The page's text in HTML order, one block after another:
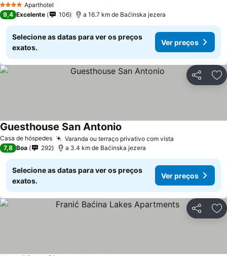
4 EstrelasAparthotel
9,4 Excelente 106 a 16.7 km de Baćinska jezera
Selecione as datas para ver os preços
exatos.
Ver preços
Partilhar
Casa de hóspedes Varanda ou terraço privativo com vista
Guesthouse San Antonio
7,8 Boa 292 a 3.4 km de Baćinska jezera
Selecione as datas para ver os preços
exatos.
Ver preços
Partilhar